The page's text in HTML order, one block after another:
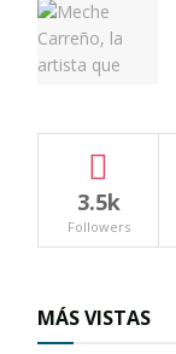
3.5k
Followers
MÁS VISTAS